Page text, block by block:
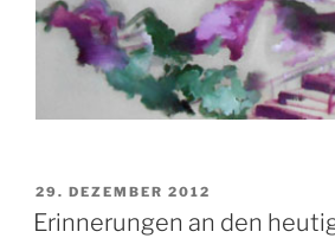
VERÖFFENTLICHT
AM
29. DEZEMBER 2012
Erinnerungen an den